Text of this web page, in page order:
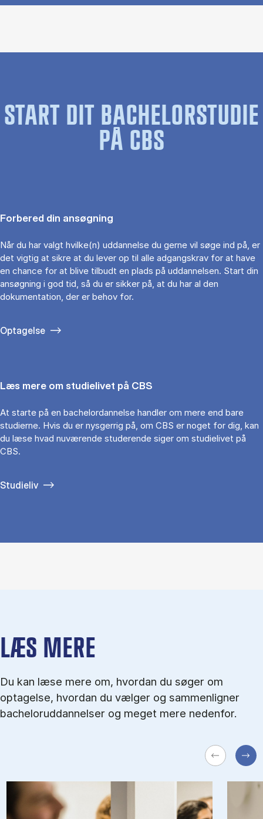
START DIT BACHELORSTUDIE
PÅ CBS
Forbered din ansøgning
Når du har valgt hvilke(n) uddannelse du gerne vil søge ind på, er
det vigtig at sikre at du lever op til alle adgangskrav for at have
en chance for at blive tilbudt en plads på uddannelsen. Start din
ansøgning i god tid, så du er sikker på, at du har al den
dokumentation, der er behov for.
Optagelse
Læs mere om studielivet på CBS
At starte på en bachelordannelse handler om mere end bare
studierne. Hvis du er nysgerrig på, om CBS er noget for dig, kan
du læse hvad nuværende studerende siger om studielivet på
CBS.
Studieliv
LÆS MERE
Du kan læse mere om, hvordan du søger om
optagelse, hvordan du vælger og sammenligner
bacheloruddannelser og meget mere nedenfor.